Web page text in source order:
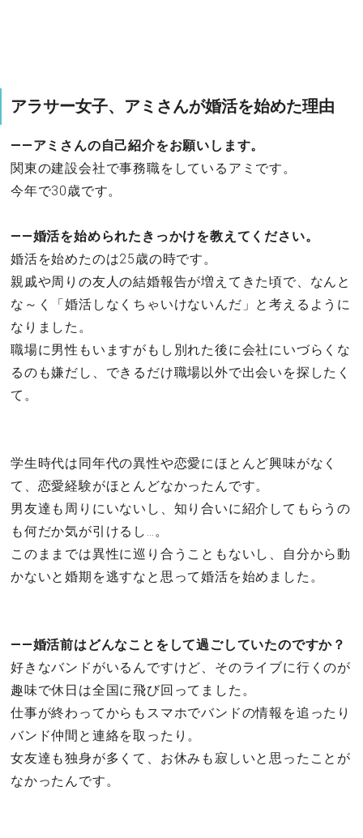
アラサー女子、アミさんが婚活を始めた理由
――アミさんの自己紹介をお願いします。
関東の建設会社で事務職をしているアミです。
今年で30歳です。
――婚活を始められたきっかけを教えてください。
婚活を始めたのは25歳の時です。
親戚や周りの友人の結婚報告が増えてきた頃で、なんと
な～く「婚活しなくちゃいけないんだ」と考えるように
なりました。
職場に男性もいますがもし別れた後に会社にいづらくな
るのも嫌だし、できるだけ職場以外で出会いを探したく
て。
学生時代は同年代の異性や恋愛にほとんど興味がなく
て、恋愛経験がほとんどなかったんです。
男友達も周りにいないし、知り合いに紹介してもらうの
も何だか気が引けるし…。
このままでは異性に巡り合うこともないし、自分から動
かないと婚期を逃すなと思って婚活を始めました。
――婚活前はどんなことをして過ごしていたのですか？
好きなバンドがいるんですけど、そのライブに行くのが
趣味で休日は全国に飛び回ってました。
仕事が終わってからもスマホでバンドの情報を追ったり
バンド仲間と連絡を取ったり。
女友達も独身が多くて、お休みも寂しいと思ったことが
なかったんです。